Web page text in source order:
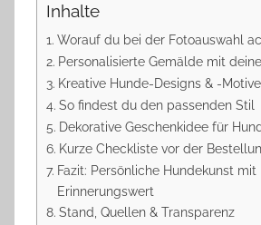
Inhalte
Worauf du bei der Fotoauswahl
Personalisierte Gemälde mit
Kreative Hunde-Designs & -Motive
So findest du den passenden Stil
Dekorative Geschenkidee für
Kurze Checkliste vor der
Fazit: Persönliche Hundekunst mit
Erinnerungswert
Stand, Quellen & Transparenz